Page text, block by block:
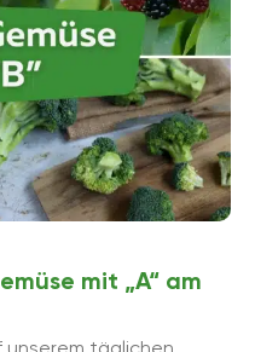
mit „A“ am